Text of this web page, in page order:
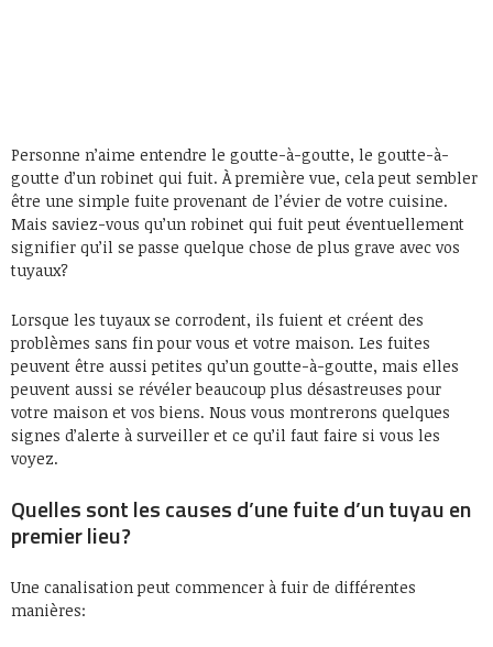
Personne n’aime entendre le goutte-à-goutte, le goutte-à-
goutte d’un robinet qui fuit. À première vue, cela peut sembler
être une simple fuite provenant de l’évier de votre cuisine.
Mais saviez-vous qu’un robinet qui fuit peut éventuellement
signifier qu’il se passe quelque chose de plus grave avec vos
tuyaux?
Lorsque les tuyaux se corrodent, ils fuient et créent des
problèmes sans fin pour vous et votre maison. Les fuites
peuvent être aussi petites qu’un goutte-à-goutte, mais elles
peuvent aussi se révéler beaucoup plus désastreuses pour
votre maison et vos biens. Nous vous montrerons quelques
signes d’alerte à surveiller et ce qu’il faut faire si vous les
voyez.
Quelles sont les causes d’une fuite d’un tuyau en
premier lieu?
Une canalisation peut commencer à fuir de différentes
manières: